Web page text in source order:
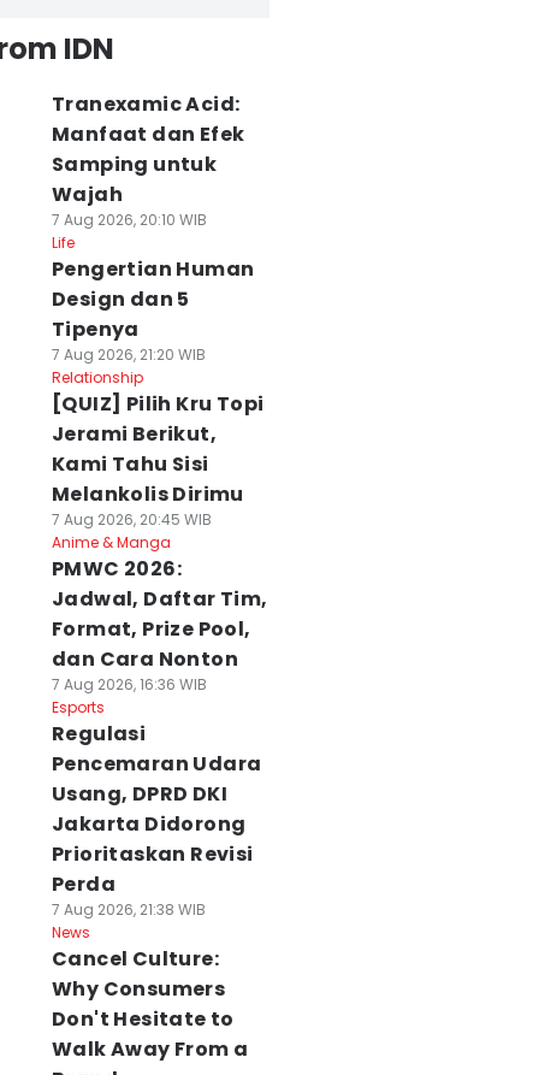
IDN
Tranexamic Acid:
Manfaat dan Efek
Samping untuk
Wajah
7 Aug 2026, 20:10 WIB
Life
Pengertian Human
Design dan 5
Tipenya
7 Aug 2026, 21:20 WIB
Relationship
[QUIZ] Pilih Kru Topi
Jerami Berikut,
Kami Tahu Sisi
Melankolis Dirimu
7 Aug 2026, 20:45 WIB
Anime & Manga
PMWC 2026:
Jadwal, Daftar Tim,
Format, Prize Pool,
dan Cara Nonton
7 Aug 2026, 16:36 WIB
Esports
Regulasi
Pencemaran Udara
Usang, DPRD DKI
Jakarta Didorong
Prioritaskan Revisi
Perda
7 Aug 2026, 21:38 WIB
News
Cancel Culture:
Why Consumers
Don't Hesitate to
Walk Away From a